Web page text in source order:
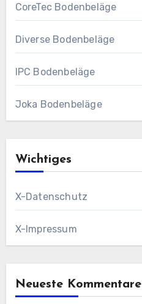
CoreTec Bodenbeläge
Diverse Bodenbeläge
IPC Bodenbeläge
Joka Bodenbeläge
Wichtiges
X-Datenschutz
X-Impressum
Neueste Kommentare